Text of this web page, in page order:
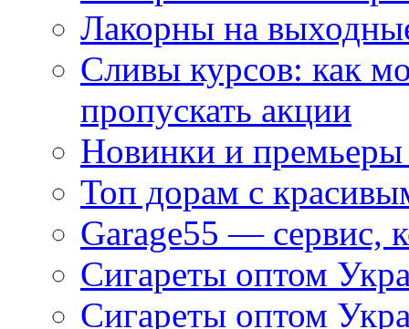
Лакорны на
Сливы курсов: как
пропускать акции
Новинки и
Топ дорам с
Garage55 — сервис,
Сигареты оптом
Сигареты оптом